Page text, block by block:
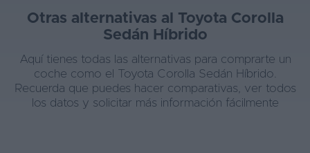
Otras alternativas al Toyota Corolla
Sedán Híbrido
Aquí tienes todas las alternativas para comprarte un
coche como el Toyota Corolla Sedán Híbrido.
Recuerda que puedes hacer comparativas, ver todos
los datos y solicitar más información fácilmente